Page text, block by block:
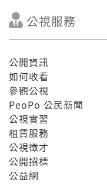
公視服務
公開資訊
如何收看
參觀公視
PeoPo 公民新聞
公視實習
租賃服務
公視徵才
公開招標
公益網